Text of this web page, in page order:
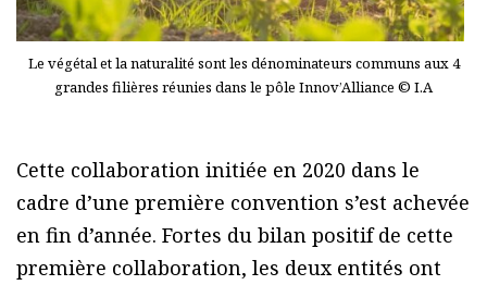
Le végétal et la naturalité sont les dénominateurs communs aux 4
grandes filières réunies dans le pôle Innov’Alliance © I.A
Cette collaboration initiée en 2020 dans le
cadre d’une première convention s’est achevée
en fin d’année. Fortes du bilan positif de cette
première collaboration, les deux entités ont